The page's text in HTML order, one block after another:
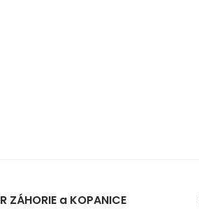
ZÁHORIE a KOPANICE